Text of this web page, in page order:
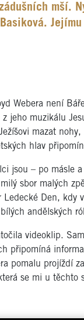
mší.
Webera není
z jeho muzikálu
mazat
hlav
jsou – po másle
sbor malých
Ledecké Den, kdy
andělských
videoklip.
připomíná
pomalu projíždí
se mi u těchto